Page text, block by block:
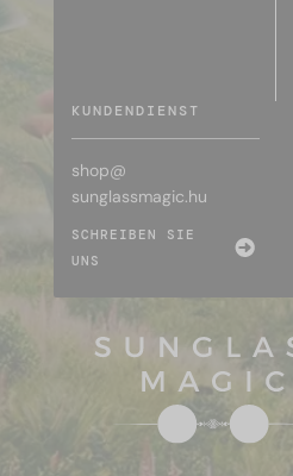
KUNDENDIENST
shop@
sunglassmagic.hu
SCHREIBEN SIE
UNS